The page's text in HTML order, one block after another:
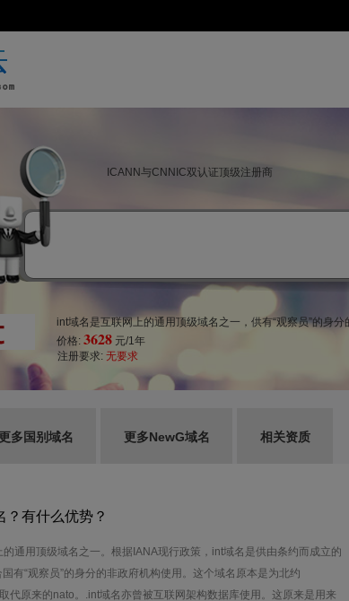
ICANN与CNNIC双认证顶级注册商
int域名是互联网上的通用顶级域名之一，供有“观察员”的身
价格: 3628 元/1年
注册要求: 无要求
多国别域名 更多NewG域名 相关资质
？有什么优势？
的通用顶级域名之一。根据IANA现行政策，int域名是供由条约而成立的
有“观察员”的身分的非政府机构使用。这个域名原本是为北约
取代原来的nato。.int域名亦曾被互联网架构数据库使用。这原来是用来